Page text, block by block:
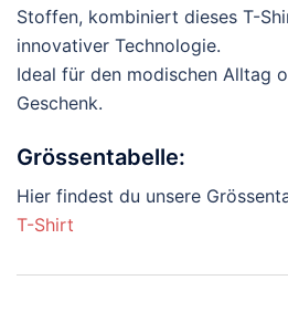
Stoffen, kombiniert dieses T-
innovativer Technologie.
Ideal für den modischen Alltag
Geschenk.
Grössentabelle:
Hier findest du unsere
T-Shirt